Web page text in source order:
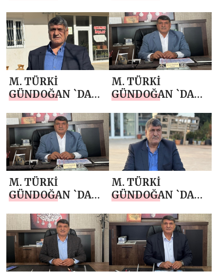
BAYRAMI MESAJI
MESAJI
M. TÜRKİ
GÜNDOĞAN `DAN
MESAJI
M. TÜRKİ
GÜNDOĞAN `DAN
MESAJI
M. TÜRKİ
GÜNDOĞAN `DAN
MESAJI
M. TÜRKİ
GÜNDOĞAN `DAN
GAZETECİLER
GÜNÜ MESAJI